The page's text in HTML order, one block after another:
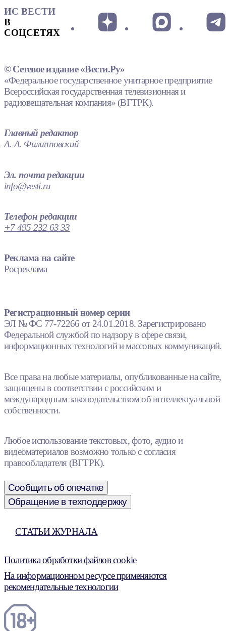
ИС ВЕСТИ
В
СОЦСЕТЯХ
© Сетевое издание «Вести.Ру»
«Федеральное государственное унитарное предприятие
Всероссийская государственная телевизионная и
радиовещательная компания» (ВГТРК).
Главный редактор
А. А. Филипповский
Эл. почта редакции
info@vesti.ru
Телефон редакции
+7 495 232 63 33
Реклама на сайте
Росреклама
Регистрационный номер серии
ЭЛ № ФС 77-72266 от 24.01.2018. Зарегистрировано
Федеральной службой по надзору в сфере связи,
информационных технологий и массовых коммуникаций.
Все права на любые материалы, опубликованные на сайте,
защищены в соответствии с российским и
международным законодательством об интеллектуальной
собственности.
Любое использование текстовых, фото, аудио и
видеоматериалов возможно только с согласия
правообладателя (ВГТРК).
Сообщить об опечатке
Обращение в техподдержку
СТАТЬИ ЖУРНАЛА
Политика обработки файлов cookie
На информационном ресурсе применяются
рекомендательные технологии